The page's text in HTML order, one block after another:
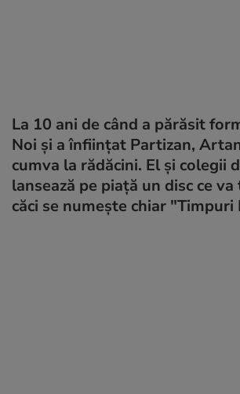
La 10 ani de când a părăsit
Noi și a înființat Partizan,
cumva la rădăcini. El și colegii
lansează pe piață un disc ce
căci se numește chiar "Timpuri